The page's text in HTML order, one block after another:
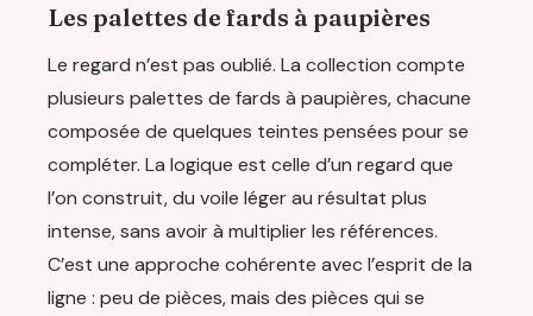
Les palettes de fards à paupières
Le regard n’est pas oublié. La collection compte
plusieurs palettes de fards à paupières, chacune
composée de quelques teintes pensées pour se
compléter. La logique est celle d’un regard que
l’on construit, du voile léger au résultat plus
intense, sans avoir à multiplier les références.
C’est une approche cohérente avec l’esprit de la
ligne : peu de pièces, mais des pièces qui se